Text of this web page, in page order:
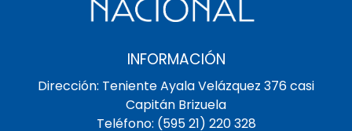
INFORMACIÓN
Dirección: Teniente Ayala Velázquez 376 casi
Capitán Brizuela
Teléfono: (595 21) 220 328